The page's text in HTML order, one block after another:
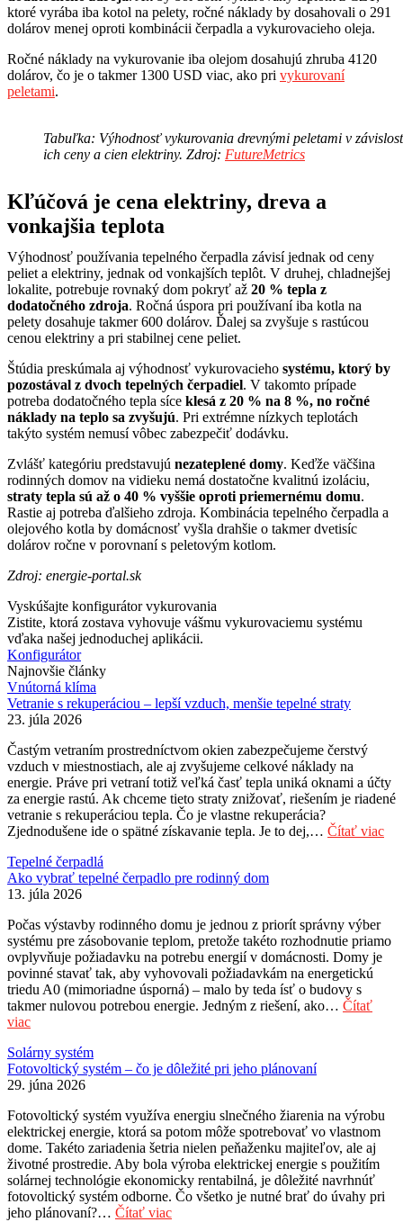
ktoré vyrába iba kotol na pelety, ročné náklady by dosahovali o 291
dolárov menej oproti kombinácii čerpadla a vykurovacieho oleja.
Ročné náklady na vykurovanie iba olejom dosahujú zhruba 4120
dolárov, čo je o takmer 1300 USD viac, ako pri vykurovaní
peletami.
Tabuľka: Výhodnosť vykurovania drevnými peletami v
ich ceny a cien elektriny. Zdroj: FutureMetrics
Kľúčová je cena elektriny, dreva a
vonkajšia teplota
Výhodnosť používania tepelného čerpadla závisí jednak od ceny
peliet a elektriny, jednak od vonkajších teplôt. V druhej, chladnejšej
lokalite, potrebuje rovnaký dom pokryť až 20 % tepla z
dodatočného zdroja. Ročná úspora pri používaní iba kotla na
pelety dosahuje takmer 600 dolárov. Ďalej sa zvyšuje s rastúcou
cenou elektriny a pri stabilnej cene peliet.
Štúdia preskúmala aj výhodnosť vykurovacieho systému, ktorý by
pozostával z dvoch tepelných čerpadiel. V takomto prípade
potreba dodatočného tepla síce klesá z 20 % na 8 %, no ročné
náklady na teplo sa zvyšujú. Pri extrémne nízkych teplotách
takýto systém nemusí vôbec zabezpečiť dodávku.
Zvlášť kategóriu predstavujú nezateplené domy. Keďže väčšina
rodinných domov na vidieku nemá dostatočne kvalitnú izoláciu,
straty tepla sú až o 40 % vyššie oproti priemernému domu.
Rastie aj potreba ďalšieho zdroja. Kombinácia tepelného čerpadla a
olejového kotla by domácnosť vyšla drahšie o takmer dvetisíc
dolárov ročne v porovnaní s peletovým kotlom.
Zdroj: energie-portal.sk
Vyskúšajte konfigurátor vykurovania
Zistite, ktorá zostava vyhovuje vášmu vykurovaciemu systému
vďaka našej jednoduchej aplikácii.
Konfigurátor
Najnovšie články
Vnútorná klíma
Vetranie s rekuperáciou – lepší vzduch, menšie tepelné straty
23. júla 2026
Častým vetraním prostredníctvom okien zabezpečujeme čerstvý
vzduch v miestnostiach, ale aj zvyšujeme celkové náklady na
energie. Práve pri vetraní totiž veľká časť tepla uniká oknami a účty
za energie rastú. Ak chceme tieto straty znižovať, riešením je riadené
vetranie s rekuperáciou tepla. Čo je vlastne rekuperácia?
Zjednodušene ide o spätné získavanie tepla. Je to dej,… Čítať viac
Tepelné čerpadlá
Ako vybrať tepelné čerpadlo pre rodinný dom
13. júla 2026
Počas výstavby rodinného domu je jednou z priorít správny výber
systému pre zásobovanie teplom, pretože takéto rozhodnutie priamo
ovplyvňuje požiadavku na potrebu energií v domácnosti. Domy je
povinné stavať tak, aby vyhovovali požiadavkám na energetickú
triedu A0 (mimoriadne úsporná) – malo by teda ísť o budovy s
takmer nulovou potrebou energie. Jedným z riešení, ako… Čítať
viac
Solárny systém
Fotovoltický systém – čo je dôležité pri jeho plánovaní
29. júna 2026
Fotovoltický systém využíva energiu slnečného žiarenia na výrobu
elektrickej energie, ktorá sa potom môže spotrebovať vo vlastnom
dome. Takéto zariadenia šetria nielen peňaženku majiteľov, ale aj
životné prostredie. Aby bola výroba elektrickej energie s použitím
solárnej technológie ekonomicky rentabilná, je dôležité navrhnúť
fotovoltický systém odborne. Čo všetko je nutné brať do úvahy pri
jeho plánovaní?… Čítať viac